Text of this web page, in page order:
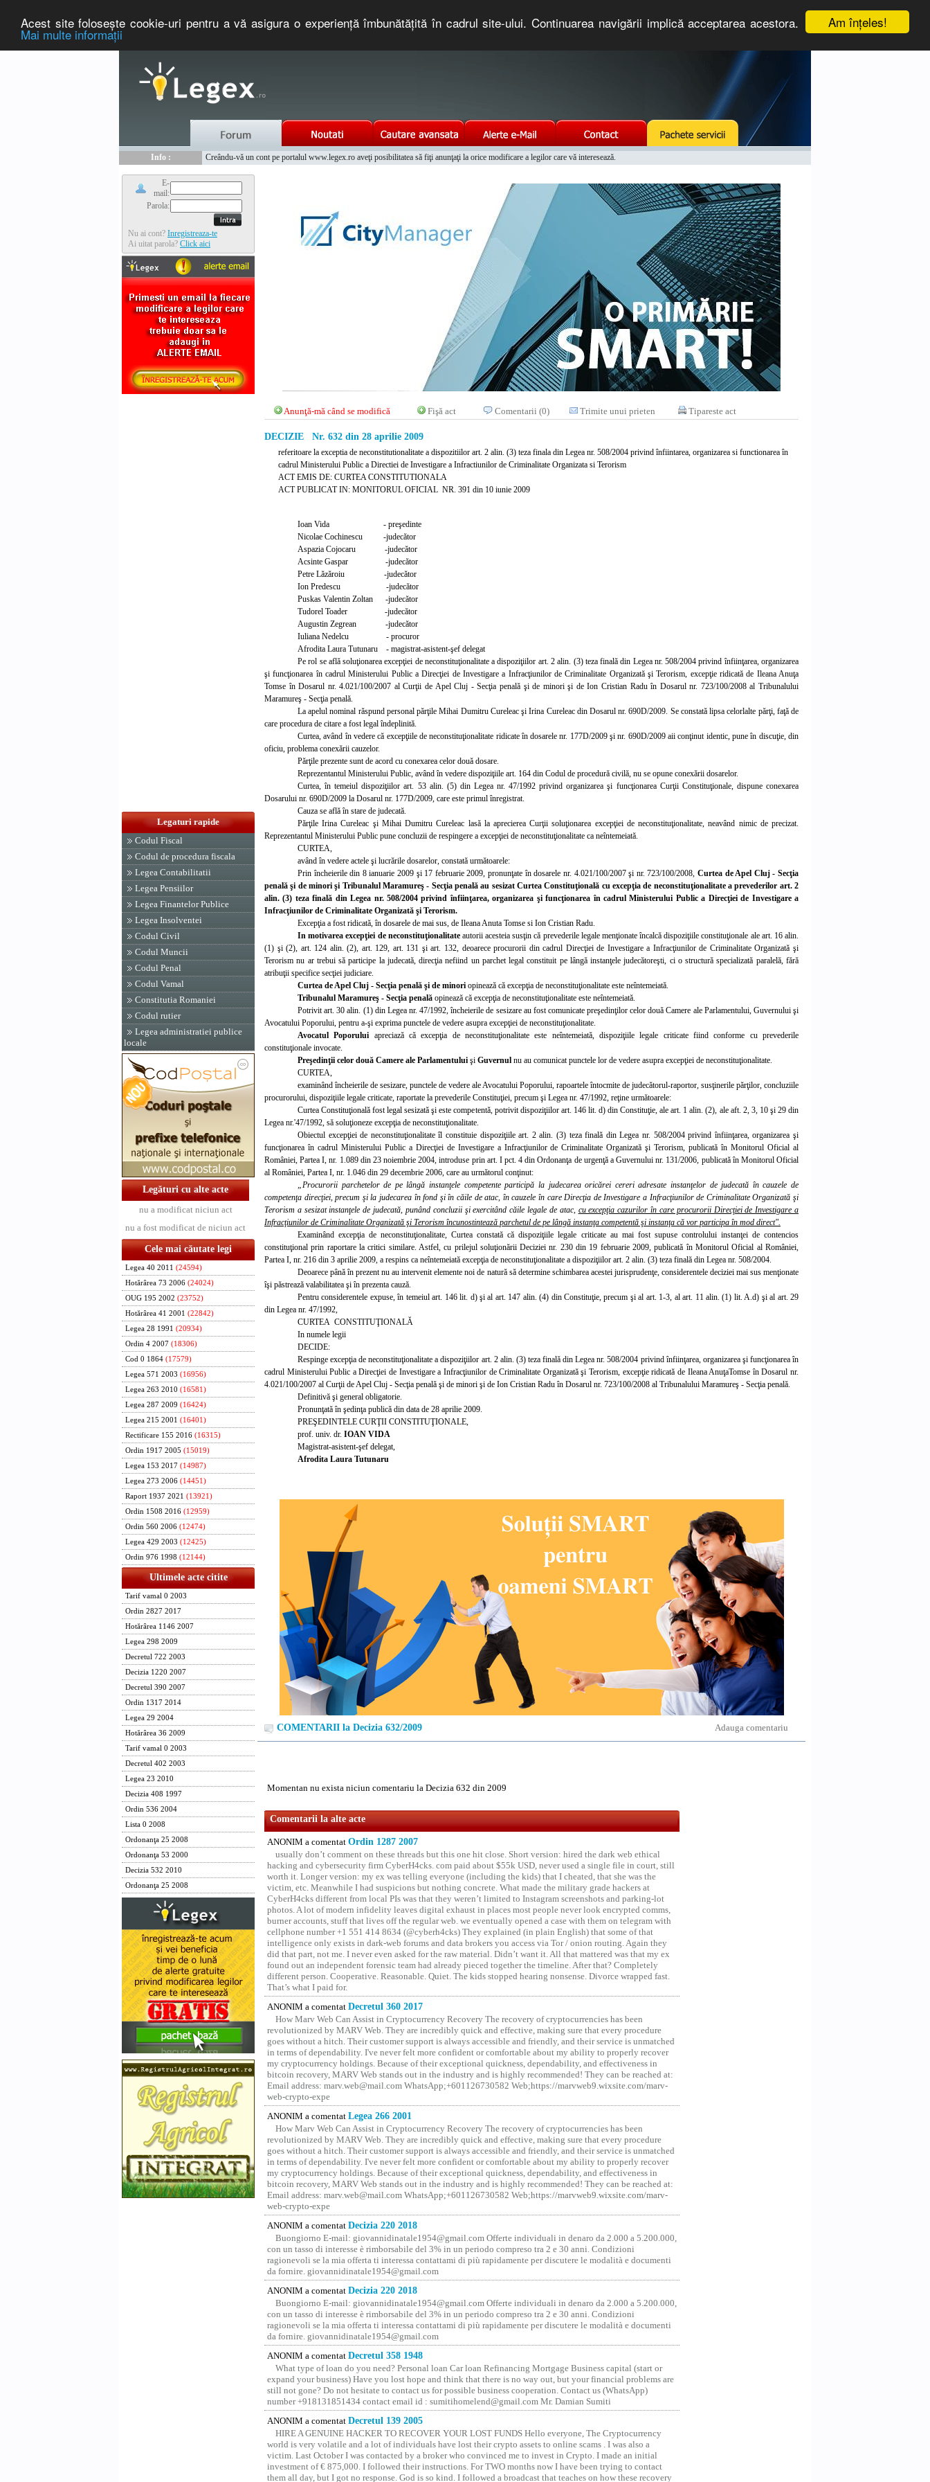
Am înţeles!
Acest site foloseşte cookie-uri pentru a vă asigura o experienţă îmbunătăţită în cadrul site-ului. Continuarea navigării implică acceptarea acestora.
Mai multe informaţii
Info :
Creându-vă un cont pe portalul www.legex.ro aveţi posibilitatea să fiţi anunţaţi la orice modificare a legilor care vă interesează.
E-
mail:
Parola:
Nu ai cont? Inregistreaza-te
Ai uitat parola? Click aici
Legaturi rapide
Codul Fiscal
Codul de procedura fiscala
Legea Contabilitatii
Legea Pensiilor
Legea Finantelor Publice
Legea Insolventei
Codul Civil
Codul Muncii
Codul Penal
Codul Vamal
Constitutia Romaniei
Codul rutier
Legea administratiei publice
locale
Legături cu alte acte
nu a modificat niciun act
nu a fost modificat de niciun act
Cele mai căutate legi
Legea 40 2011 (24594)
Hotărârea 73 2006 (24024)
OUG 195 2002 (23752)
Hotărârea 41 2001 (22842)
Legea 28 1991 (20934)
Ordin 4 2007 (18306)
Cod 0 1864 (17579)
Legea 571 2003 (16956)
Legea 263 2010 (16581)
Legea 287 2009 (16424)
Legea 215 2001 (16401)
Rectificare 155 2016 (16315)
Ordin 1917 2005 (15019)
Legea 153 2017 (14987)
Legea 273 2006 (14451)
Raport 1937 2021 (13921)
Ordin 1508 2016 (12959)
Ordin 560 2006 (12474)
Legea 429 2003 (12425)
Ordin 976 1998 (12144)
Ultimele acte citite
Tarif vamal 0 2003
Ordin 2827 2017
Hotărârea 1146 2007
Legea 298 2009
Decretul 722 2003
Decizia 1220 2007
Decretul 390 2007
Ordin 1317 2014
Legea 29 2004
Hotărârea 36 2009
Tarif vamal 0 2003
Decretul 402 2003
Legea 23 2010
Decizia 408 1997
Ordin 536 2004
Lista 0 2008
Ordonanţa 25 2008
Ordonanţa 53 2000
Decizia 532 2010
Ordonanţa 25 2008
Anunţă-mă când se modifică Fişă act Comentarii (0) Trimite unui prieten Tipareste act
DECIZIE Nr. 632 din 28 aprilie 2009
referitoare la exceptia de neconstitutionalitate a dispozitiilor art. 2 alin. (3) teza finala din Legea nr. 508/2004 privind înfiintarea, organizarea si functionarea în
cadrul Ministerului Public a Directiei de Investigare a Infractiunilor de Criminalitate Organizata si Terorism
ACT EMIS DE: CURTEA CONSTITUTIONALA
ACT PUBLICAT IN: MONITORUL OFICIAL NR. 391 din 10 iunie 2009
Ioan Vida - preşedinte
Nicolae Cochinescu -judecător
Aspazia Cojocaru -judecător
Acsinte Gaspar -judecător
Petre Lăzăroiu -judecător
Ion Predescu -judecător
Puskas Valentin Zoltan -judecător
Tudorel Toader -judecător
Augustin Zegrean -judecător
Iuliana Nedelcu - procuror
Afrodita Laura Tutunaru - magistrat-asistent-şef delegat
Pe rol se află soluţionarea excepţiei de neconstituţionalitate a dispoziţiilor art. 2 alin. (3) teza finală din Legea nr. 508/2004 privind înfiinţarea, organizarea
şi funcţionarea în cadrul Ministerului Public a Direcţiei de Investigare a Infracţiunilor de Criminalitate Organizată şi Terorism, excepţie ridicată de Ileana Anuţa
Tomse în Dosarul nr. 4.021/100/2007 al Curţii de Apel Cluj - Secţia penală şi de minori şi de Ion Cristian Radu în Dosarul nr. 723/100/2008 al Tribunalului
Maramureş - Secţia penală.
La apelul nominal răspund personal părţile Mihai Dumitru Cureleac şi Irina Cureleac din Dosarul nr. 690D/2009. Se constată lipsa celorlalte părţi, faţă de
care procedura de citare a fost legal îndeplinită.
Curtea, având în vedere că excepţiile de neconstituţionalitate ridicate în dosarele nr. 177D/2009 şi nr. 690D/2009 aii conţinut identic, pune în discuţie, din
oficiu, problema conexării cauzelor.
Părţile prezente sunt de acord cu conexarea celor două dosare.
Reprezentantul Ministerului Public, având în vedere dispoziţiile art. 164 din Codul de procedură civilă, nu se opune conexării dosarelor.
Curtea, în temeiul dispoziţiilor art. 53 alin. (5) din Legea nr. 47/1992 privind organizarea şi funcţionarea Curţii Constituţionale, dispune conexarea
Dosarului nr. 690D/2009 la Dosarul nr. 177D/2009, care este primul înregistrat.
Cauza se află în stare de judecată.
Părţile Irina Cureleac şi Mihai Dumitru Cureleac lasă la aprecierea Curţii soluţionarea excepţiei de neconstituţionalitate, neavând nimic de precizat.
Reprezentantul Ministerului Public pune concluzii de respingere a excepţiei de neconstituţionalitate ca neîntemeiată.
CURTEA,
având în vedere actele şi lucrările dosarelor, constată următoarele:
Prin încheierile din 8 ianuarie 2009 şi 17 februarie 2009, pronunţate în dosarele nr. 4.021/100/2007 şi nr. 723/100/2008, Curtea de Apel Cluj - Secţia
penală şi de minori şi Tribunalul Maramureş - Secţia penală au sesizat Curtea Constituţională cu excepţia de neconstituţionalitate a prevederilor art. 2
alin. (3) teza finală din Legea nr. 508/2004 privind înfiinţarea, organizarea şi funcţionarea în cadrul Ministerului Public a Direcţiei de Investigare a
Infracţiunilor de Criminalitate Organizată şi Terorism.
Excepţia a fost ridicată, în dosarele de mai sus, de Ileana Anuta Tomse si Ion Cristian Radu.
In motivarea excepţiei de neconstituţionalitate autorii acesteia susţin că prevederile legale menţionate încalcă dispoziţiile constituţionale ale art. 16 alin.
(1) şi (2), art. 124 alin. (2), art. 129, art. 131 şi art. 132, deoarece procurorii din cadrul Direcţiei de Investigare a Infracţiunilor de Criminalitate Organizată şi
Terorism nu ar trebui să participe la judecată, direcţia nefiind un parchet legal constituit pe lângă instanţele judecătoreşti, ci o structură specializată paralelă, fără
atribuţii specifice secţiei judiciare.
Curtea de Apel Cluj - Secţia penală şi de minori opinează că excepţia de neconstituţionalitate este neîntemeiată.
Tribunalul Maramureş - Secţia penală opinează că excepţia de neconstituţionalitate este neîntemeiată.
Potrivit art. 30 alin. (1) din Legea nr. 47/1992, încheierile de sesizare au fost comunicate preşedinţilor celor două Camere ale Parlamentului, Guvernului şi
Avocatului Poporului, pentru a-şi exprima punctele de vedere asupra excepţiei de neconstituţionalitate.
Avocatul Poporului apreciază că excepţia de neconstituţionalitate este neîntemeiată, dispoziţiile legale criticate fiind conforme cu prevederile
constituţionale invocate.
Preşedinţii celor două Camere ale Parlamentului şi Guvernul nu au comunicat punctele lor de vedere asupra excepţiei de neconstituţionalitate.
CURTEA,
examinând încheierile de sesizare, punctele de vedere ale Avocatului Poporului, rapoartele întocmite de judecătorul-raportor, susţinerile părţilor, concluziile
procurorului, dispoziţiile legale criticate, raportate la prevederile Constituţiei, precum şi Legea nr. 47/1992, reţine următoarele:
Curtea Constituţională fost legal sesizată şi este competentă, potrivit dispoziţiilor art. 146 lit. d) din Constituţie, ale art. 1 alin. (2), ale aft. 2, 3, 10 şi 29 din
Legea nr.'47/1992, să soluţioneze excepţia de neconstituţionalitate.
Obiectul excepţiei de neconstituţionalitate îl constituie dispoziţiile art. 2 alin. (3) teza finală din Legea nr. 508/2004 privind înfiinţarea, organizarea şi
funcţionarea în cadrul Ministerului Public a Direcţiei de Investigare a Infracţiunilor de Criminalitate Organizată şi Terorism, publicată în Monitorul Oficial al
României, Partea I, nr. 1.089 din 23 noiembrie 2004, introduse prin art. I pct. 4 din Ordonanţa de urgenţă a Guvernului nr. 131/2006, publicată în Monitorul Oficial
al României, Partea I, nr. 1.046 din 29 decembrie 2006, care au următorul conţinut:
„Procurorii parchetelor de pe lângă instanţele competente participă la judecarea oricărei cereri adresate instanţelor de judecată în cauzele de
competenţa direcţiei, precum şi la judecarea în fond şi în căile de atac, în cauzele în care Direcţia de Investigare a Infracţiunilor de Criminalitate Organizată şi
Terorism a sesizat instanţele de judecată, punând concluzii şi exercitând căile legale de atac, cu excepţia cazurilor în care procurorii Direcţiei de Investigare a
Infracţiunilor de Criminalitate Organizată şi Terorism încunostintează parchetul de pe lângă instanţa competentă şi instanţa că vor participa în mod direct".
Examinând excepţia de neconstituţionalitate, Curtea constată că dispoziţiile legale criticate au mai fost supuse controlului instanţei de contencios
constituţional prin raportare la critici similare. Astfel, cu prilejul soluţionării Deciziei nr. 230 din 19 februarie 2009, publicată în Monitorul Oficial al României,
Partea I, nr. 216 din 3 aprilie 2009, a respins ca neîntemeiată excepţia de neconstituţionalitate a dispoziţiilor art. 2 alin. (3) teza finală din Legea nr. 508/2004.
Deoarece până în prezent nu au intervenit elemente noi de natură să determine schimbarea acestei jurisprudenţe, considerentele deciziei mai sus menţionate
îşi păstrează valabilitatea şi în prezenta cauză.
Pentru considerentele expuse, în temeiul art. 146 lit. d) şi al art. 147 alin. (4) din Constituţie, precum şi al art. 1-3, al art. 11 alin. (1) lit. A.d) şi al art. 29
din Legea nr. 47/1992,
CURTEA CONSTITUŢIONALĂ
In numele legii
DECIDE:
Respinge excepţia de neconstituţionalitate a dispoziţiilor art. 2 alin. (3) teza finală din Legea nr. 508/2004 privind înfiinţarea, organizarea şi funcţionarea în
cadrul Ministerului Public a Direcţiei de Investigare a Infracţiunilor de Criminalitate Organizată şi Terorism, excepţie ridicată de Ileana AnuţaTomse în Dosarul nr.
4.021/100/2007 al Curţii de Apel Cluj - Secţia penală şi de minori şi de Ion Cristian Radu în Dosarul nr. 723/100/2008 al Tribunalului Maramureş - Secţia penală.
Definitivă şi general obligatorie.
Pronunţată în şedinţa publică din data de 28 aprilie 2009.
PREŞEDINTELE CURŢII CONSTITUŢIONALE,
prof. univ. dr. IOAN VIDA
Magistrat-asistent-şef delegat,
Afrodita Laura Tutunaru
Adauga comentariu
COMENTARII la Decizia 632/2009
Momentan nu exista niciun comentariu la Decizia 632 din 2009
Comentarii la alte acte
ANONIM a comentat Ordin 1287 2007
usually don’t comment on these threads but this one hit close. Short version: hired the dark web ethical
hacking and cybersecurity firm CyberH4cks. com paid about $55k USD, never used a single file in court, still
worth it. Longer version: my ex was telling everyone (including the kids) that I cheated, that she was the
victim, etc. Meanwhile I had suspicions but nothing concrete. What made the military grade hackers at
CyberH4cks different from local PIs was that they weren’t limited to Instagram screenshots and parking-lot
photos. A lot of modern infidelity leaves digital exhaust in places most people never look encrypted comms,
burner accounts, stuff that lives off the regular web. we eventually opened a case with them on telegram with
cellphone number +1 551 414 8634 (@cyberh4cks) They explained (in plain English) that some of that
intelligence only exists in dark-web forums and data brokers you access via Tor / onion routing. Again they
did that part, not me. I never even asked for the raw material. Didn’t want it. All that mattered was that my ex
found out an independent forensic team had already pieced together the timeline. After that? Completely
different person. Cooperative. Reasonable. Quiet. The kids stopped hearing nonsense. Divorce wrapped fast.
That’s what I paid for.
ANONIM a comentat Decretul 360 2017
How Marv Web Can Assist in Cryptocurrency Recovery The recovery of cryptocurrencies has been
revolutionized by MARV Web. They are incredibly quick and effective, making sure that every procedure
goes without a hitch. Their customer support is always accessible and friendly, and their service is unmatched
in terms of dependability. I've never felt more confident or comfortable about my ability to properly recover
my cryptocurrency holdings. Because of their exceptional quickness, dependability, and effectiveness in
bitcoin recovery, MARV Web stands out in the industry and is highly recommended! They can be reached at:
Email address: marv.web@mail.com WhatsApp;+601126730582 Web;https://marvweb9.wixsite.com/marv-
web-crypto-expe
ANONIM a comentat Legea 266 2001
How Marv Web Can Assist in Cryptocurrency Recovery The recovery of cryptocurrencies has been
revolutionized by MARV Web. They are incredibly quick and effective, making sure that every procedure
goes without a hitch. Their customer support is always accessible and friendly, and their service is unmatched
in terms of dependability. I've never felt more confident or comfortable about my ability to properly recover
my cryptocurrency holdings. Because of their exceptional quickness, dependability, and effectiveness in
bitcoin recovery, MARV Web stands out in the industry and is highly recommended! They can be reached at:
Email address: marv.web@mail.com WhatsApp;+601126730582 Web;https://marvweb9.wixsite.com/marv-
web-crypto-expe
ANONIM a comentat Decizia 220 2018
Buongiorno E-mail: giovannidinatale1954@­gmail.­com Offerte individuali in denaro da 2.000 a 5.200.000,
con un tasso di interesse è rimborsabile del 3% in un periodo compreso tra 2 e 30 anni. Condizioni
ragionevoli se la mia offerta ti interessa contattami di più rapidamente per discutere le modalità e documenti
da fornire. giovannidinatale1954@­gmail.­com
ANONIM a comentat Decizia 220 2018
Buongiorno E-mail: giovannidinatale1954@­gmail.­com Offerte individuali in denaro da 2.000 a 5.200.000,
con un tasso di interesse è rimborsabile del 3% in un periodo compreso tra 2 e 30 anni. Condizioni
ragionevoli se la mia offerta ti interessa contattami di più rapidamente per discutere le modalità e documenti
da fornire. giovannidinatale1954@­gmail.­com
ANONIM a comentat Decretul 358 1948
What type of loan do you need? Personal loan Car loan Refinancing Mortgage Business capital (start or
expand your business) Have you lost hope and think that there is no way out, but your financial problems are
still not gone? Do not hesitate to contact us for possible business cooperation. Contact us (WhatsApp)
number +918131851434 contact email id : sumitihomelend@gmail.com Mr. Damian Sumiti
ANONIM a comentat Decretul 139 2005
HIRE A GENUINE HACKER TO RECOVER YOUR LOST FUNDS Hello everyone, The Cryptocurrency
world is very volatile and a lot of individuals have lost their crypto assets to online scams . I was also a
victim. Last October I was contacted by a broker who convinced me to invest in Crypto. I made an initial
investment of € 875,000. I followed their instructions. For TWO months now I have been trying to contact
them all day, but I got no response. God is so kind. I followed a broadcast that teaches on how these recovery